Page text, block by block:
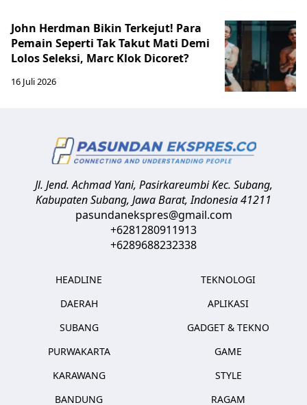
John Herdman Bikin Terkejut! Para
Pemain Seperti Tak Takut Mati Demi
Lolos Seleksi, Marc Klok Dicoret?
16 Juli 2026
Jl. Jend. Achmad Yani, Pasirkareumbi Kec. Subang,
Kabupaten Subang, Jawa Barat,Indonesia41211
pasundanekspres@gmail.com
+6281280911913
+6289688232338
HEADLINE
DAERAH
SUBANG
PURWAKARTA
KARAWANG
BANDUNG
TEKNOLOGI
APLIKASI
GADGET & TEKNO
GAME
STYLE
RAGAM